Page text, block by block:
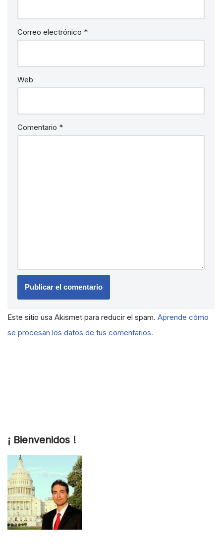
Correo electrónico *
Web
Comentario *
Este sitio usa Akismet para reducir el spam. Aprende cómo
se procesan los datos de tus comentarios.
¡ Bienvenidos !